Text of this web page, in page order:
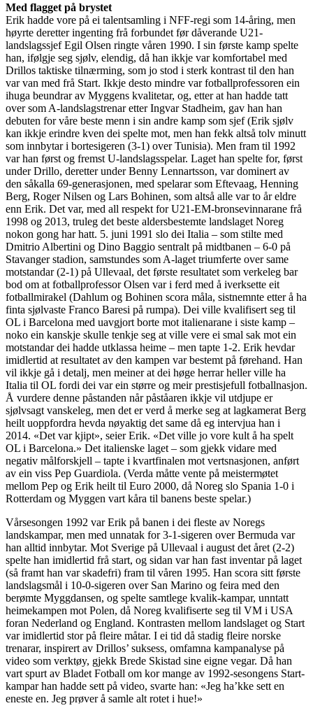
Med flagget på brystet
Erik hadde vore på ei talentsamling i NFF-regi som 14-åring, men
høyrte deretter ingenting frå forbundet før dåverande U21-
landslagssjef Egil Olsen ringte våren 1990. I sin første kamp spelte
han, ifølgje seg sjølv, elendig, då han ikkje var komfortabel med
Drillos taktiske tilnærming, som jo stod i sterk kontrast til den han
var van med frå Start. Ikkje desto mindre var fotballprofessoren ein
ihuga beundrar av Myggens kvalitetar, og, etter at han hadde tatt
over som A-landslagstrenar etter Ingvar Stadheim, gav han han
debuten for våre beste menn i sin andre kamp som sjef (Erik sjølv
kan ikkje erindre kven dei spelte mot, men han fekk altså tolv minutt
som innbytar i bortesigeren (3-1) over Tunisia). Men fram til 1992
var han først og fremst U-landslagsspelar. Laget han spelte for, først
under Drillo, deretter under Benny Lennartsson, var dominert av
den såkalla 69-generasjonen, med spelarar som Eftevaag, Henning
Berg, Roger Nilsen og Lars Bohinen, som altså alle var to år eldre
enn Erik. Det var, med all respekt for U21-EM-bronsevinnarane frå
1998 og 2013, truleg det beste aldersbestemte landslaget Noreg
nokon gong har hatt. 5. juni 1991 slo dei Italia – som stilte med
Dmitrio Albertini og Dino Baggio sentralt på midtbanen – 6-0 på
Stavanger stadion, samstundes som A-laget triumferte over same
motstandar (2-1) på Ullevaal, det første resultatet som verkeleg bar
bod om at fotballprofessor Olsen var i ferd med å iverksette eit
fotballmirakel (Dahlum og Bohinen scora måla, sistnemnte etter å ha
finta sjølvaste Franco Baresi på rumpa). Dei ville kvalifisert seg til
OL i Barcelona med uavgjort borte mot italienarane i siste kamp –
noko ein kanskje skulle tenkje seg at ville vere ei smal sak mot ein
motstandar dei hadde utklassa heime – men tapte 1-2. Erik hevdar
imidlertid at resultatet av den kampen var bestemt på førehand. Han
vil ikkje gå i detalj, men meiner at dei høge herrar heller ville ha
Italia til OL fordi dei var ein større og meir prestisjefull fotballnasjon.
Å vurdere denne påstanden når påståaren ikkje vil utdjupe er
sjølvsagt vanskeleg, men det er verd å merke seg at lagkamerat Berg
heilt uoppfordra hevda nøyaktig det same då eg intervjua han i
2014. «Det var kjipt», seier Erik. «Det ville jo vore kult å ha spelt
OL i Barcelona.» Det italienske laget – som gjekk vidare med
negativ målforskjell – tapte i kvartfinalen mot vertsnasjonen, anført
av ein viss Pep Guardiola. (Verda måtte vente på meistermøtet
mellom Pep og Erik heilt til Euro 2000, då Noreg slo Spania 1-0 i
Rotterdam og Myggen vart kåra til banens beste spelar.)
Vårsesongen 1992 var Erik på banen i dei fleste av Noregs
landskampar, men med unnatak for 3-1-sigeren over Bermuda var
han alltid innbytar. Mot Sverige på Ullevaal i august det året (2-2)
spelte han imidlertid frå start, og sidan var han fast inventar på laget
(så framt han var skadefri) fram til våren 1995. Han scora sitt første
landslagsmål i 10-0-sigeren over San Marino og feira med den
berømte Myggdansen, og spelte samtlege kvalik-kampar, unntatt
heimekampen mot Polen, då Noreg kvalifiserte seg til VM i USA
foran Nederland og England. Kontrasten mellom landslaget og Start
var imidlertid stor på fleire måtar. I ei tid då stadig fleire norske
trenarar, inspirert av Drillos’ suksess, omfamna kampanalyse på
video som verktøy, gjekk Brede Skistad sine eigne vegar. Då han
vart spurt av Bladet Fotball om kor mange av 1992-sesongens Start-
kampar han hadde sett på video, svarte han: «Jeg ha’kke sett en
eneste en. Jeg prøver å samle alt rotet i hue!»